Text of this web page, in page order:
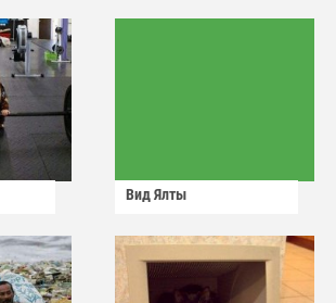
Вид Ялты